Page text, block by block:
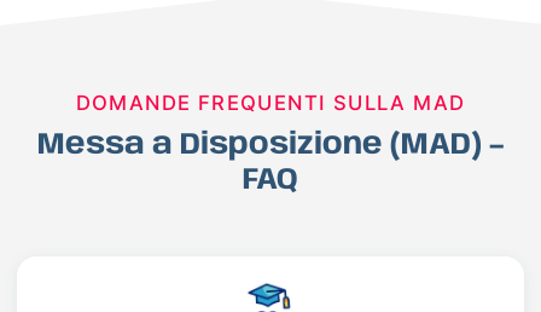
DOMANDE FREQUENTI SULLA MAD
Messa a Disposizione (MAD) –
FAQ